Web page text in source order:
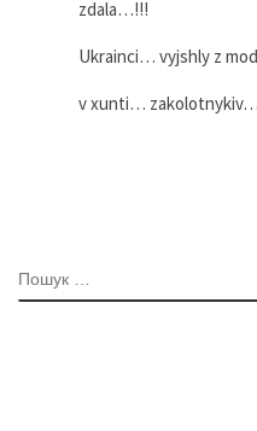
zdala…!!!
Ukrainci… vyjshly z
v xunti…
ПОШУК